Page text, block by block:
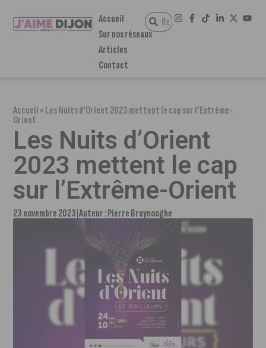
Accueil
Sur nos réseaux
Articles
Contact
Accueil»Les Nuits d’Orient 2023 mettent le cap sur l’Extrême-
Orient
Les Nuits d’Orient
2023 mettent le cap
sur l’Extrême-Orient
23 novembre 2023 Auteur :Pierre Bruynooghe